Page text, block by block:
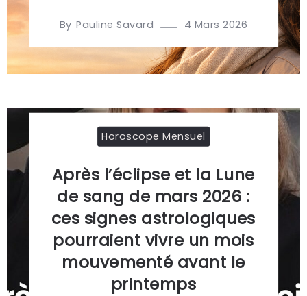
By Pauline Savard 4 Mars 2026
Horoscope Mensuel
Après l’éclipse et la Lune
de sang de mars 2026 :
ces signes astrologiques
pourraient vivre un mois
mouvementé avant le
printemps